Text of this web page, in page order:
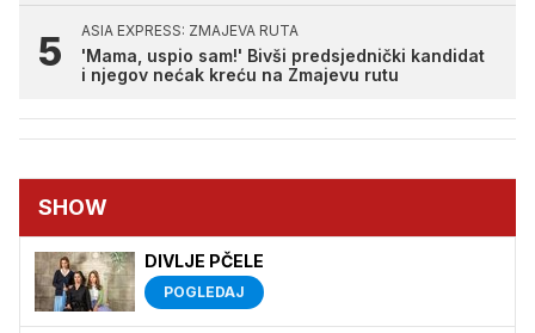
ASIA EXPRESS: ZMAJEVA RUTA
'Mama, uspio sam!' Bivši predsjednički kandidat
i njegov nećak kreću na Zmajevu rutu
SHOW
DIVLJE PČELE
POGLEDAJ